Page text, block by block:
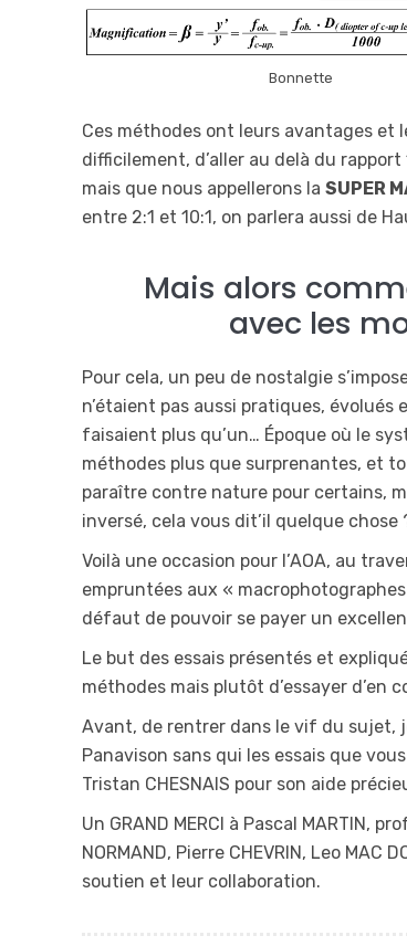
Bonnette
Ces méthodes ont leurs avantages et
difficilement, d’aller au delà du
mais que nous appellerons la SUPER
entre 2:1 et 10:1, on parlera aussi de
Mais alors
avec les
Pour cela, un peu de nostalgie
n’étaient pas aussi pratiques,
faisaient plus qu’un… Époque où le
méthodes plus que surprenantes, et
paraître contre nature pour certains,
inversé, cela vous dit’il quelque
Voilà une occasion pour l’AOA, au
empruntées aux «
défaut de pouvoir se payer un
Le but des essais présentés et
méthodes mais plutôt d’essayer d’en
Avant, de rentrer dans le vif du sujet,
Panavison sans qui les essais que
Tristan CHESNAIS pour son aide
Un GRAND MERCI à Pascal MARTIN,
NORMAND, Pierre CHEVRIN, Leo MAC
soutien et leur collaboration.